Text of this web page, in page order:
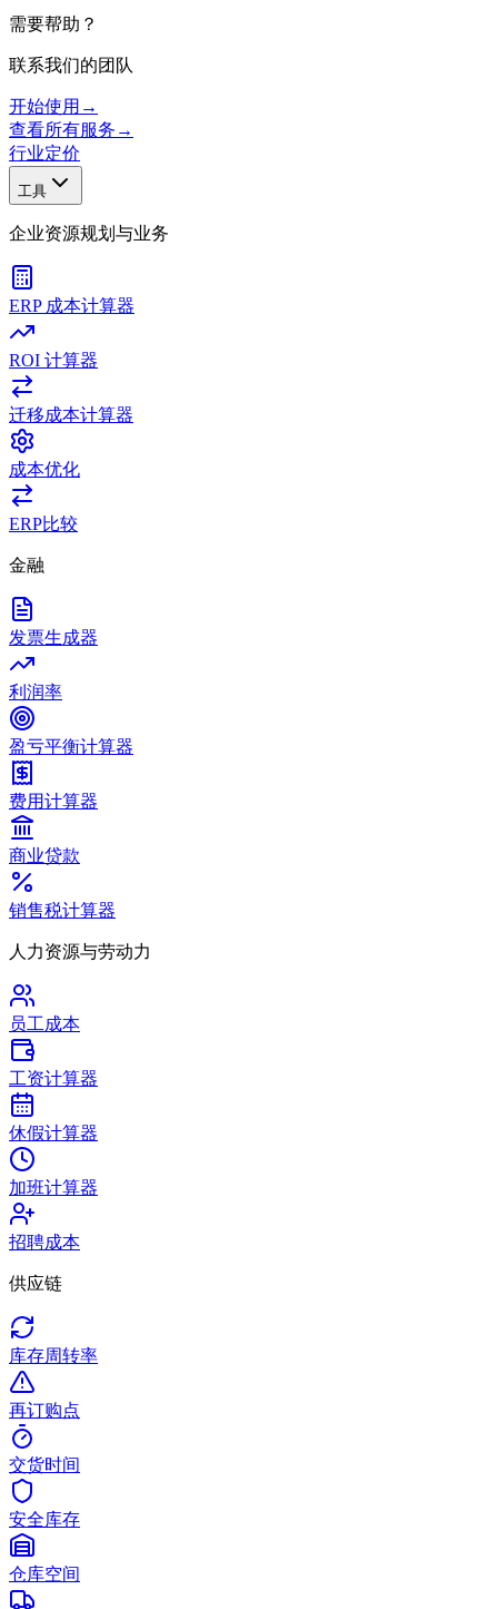
需要帮助？
联系我们的团队
开始使用 →
查看所有服务 →
行业定价
工具
企业资源规划与业务
ERP 成本计算器
ROI 计算器
迁移成本计算器
成本优化
ERP比较
金融
发票生成器
利润率
盈亏平衡计算器
费用计算器
商业贷款
销售税计算器
人力资源与劳动力
员工成本
工资计算器
休假计算器
加班计算器
招聘成本
供应链
库存周转率
再订购点
交货时间
安全库存
仓库空间